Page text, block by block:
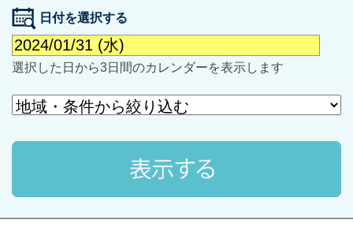
ブックマークした学校
ブックマークした学校はありません
日付を選択する
選択した日から3日間のカレンダーを表示します